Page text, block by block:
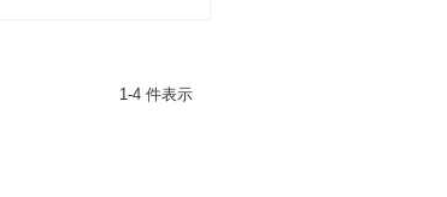
1-4 件表示